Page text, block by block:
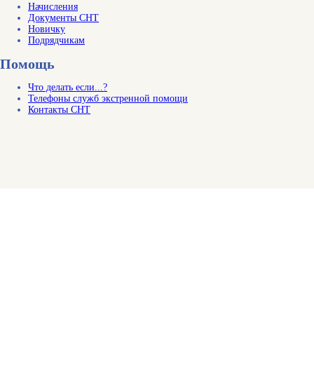
Начисления
Документы СНТ
Новичку
Подрядчикам
Помощь
Что делать если...?
Телефоны служб экстренной помощи
Контакты СНТ